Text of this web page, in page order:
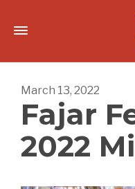
March 13, 2022
Fajar
2022